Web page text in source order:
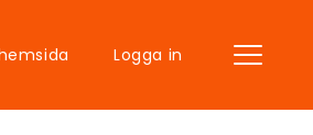
Logga in